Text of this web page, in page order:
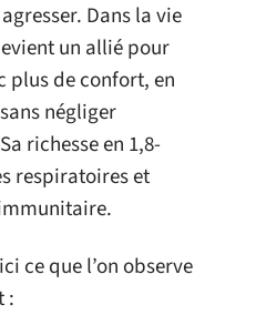
Dans la vie
un allié pour
plus de confort, en
négliger
richesse en 1,8-
respiratoires et
ce que l’on observe
: